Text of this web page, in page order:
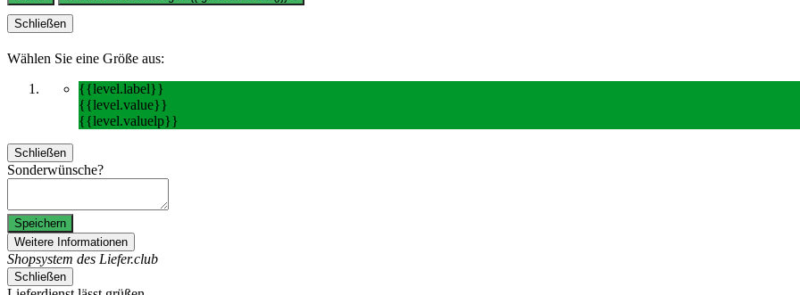
Schließen
Wählen Sie eine Größe aus:
{{level.label}}
{{level.value}}
{{level.valuelp}}
Schließen
Sonderwünsche?
Speichern
Weitere Informationen
Shopsystem des Liefer.club
Schließen